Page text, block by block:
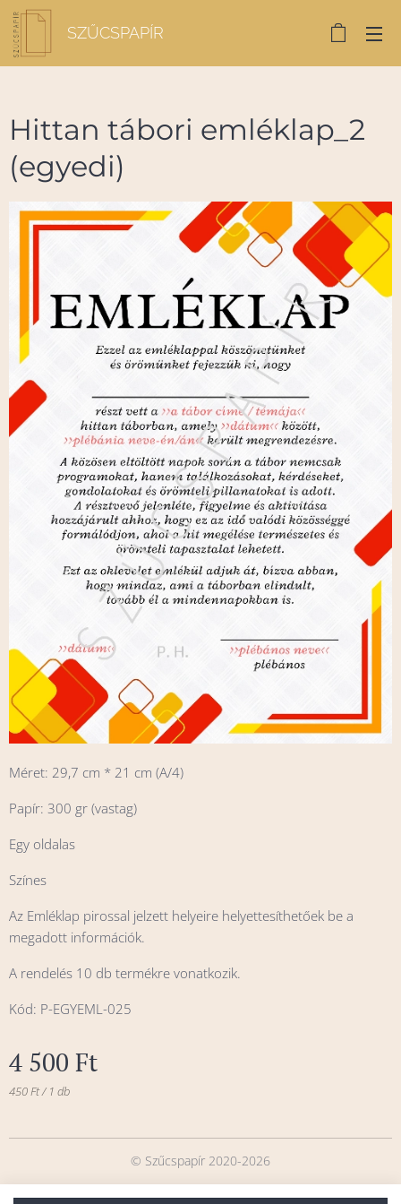
SZŰCSPAPÍR
Hittan tábori emléklap_2
(egyedi)
Méret: 29,7 cm * 21 cm (A/4)
Papír: 300 gr (vastag)
Egy oldalas
Színes
Az Emléklap pirossal jelzett helyeire helyettesíthetőek be a
megadott információk.
A rendelés 10 db termékre vonatkozik.
Kód: P-EGYEML-025
4 500 Ft
450 Ft / 1 db
© Szűcspapír 2020-2026